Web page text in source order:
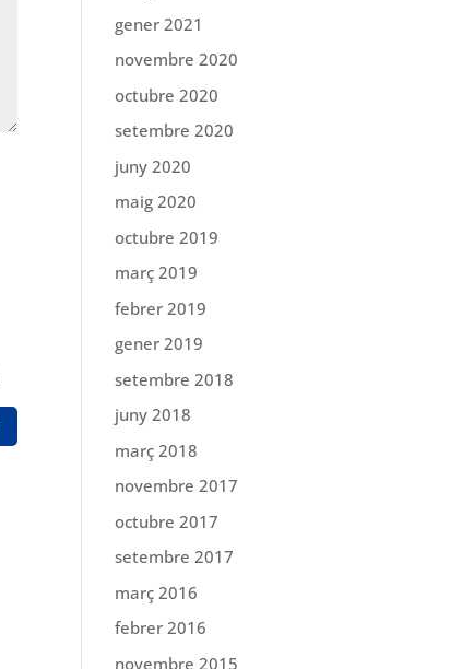
gener 2021
novembre 2020
octubre 2020
setembre 2020
juny 2020
maig 2020
octubre 2019
març 2019
febrer 2019
gener 2019
setembre 2018
juny 2018
març 2018
novembre 2017
octubre 2017
setembre 2017
març 2016
febrer 2016
novembre 2015